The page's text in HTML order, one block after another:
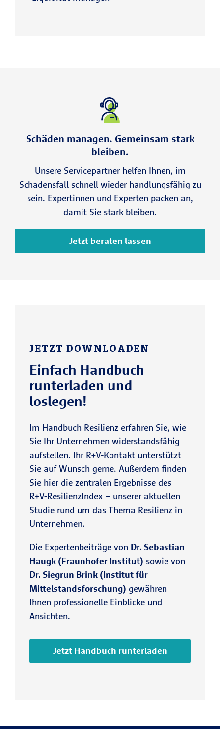
Schäden managen. Gemeinsam stark
bleiben.
Unsere Servicepartner helfen Ihnen, im
Schadensfall schnell wieder handlungsfähig zu
sein. Expertinnen und Experten packen an,
damit Sie stark bleiben.
Jetzt beraten lassen
JETZT DOWNLOADEN
Einfach Handbuch
runterladen und
loslegen!
Im Handbuch Resilienz erfahren Sie, wie
Sie Ihr Unternehmen widerstandsfähig
aufstellen. Ihr R+V-Kontakt unterstützt
Sie auf Wunsch gerne. Außerdem finden
Sie hier die zentralen Ergebnisse des
R+V-ResilienzIndex – unserer aktuellen
Studie rund um das Thema Resilienz in
Unternehmen.
Die Expertenbeiträge von Dr. Sebastian
Haugk (Fraunhofer Institut) sowie von
Dr. Siegrun Brink (Institut für
Mittelstandsforschung) gewähren
Ihnen professionelle Einblicke und
Ansichten.
Jetzt Handbuch runterladen